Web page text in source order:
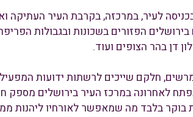
הפזורים בשכונות ובגבולות
דן בהר הצופים ועוד.
חלקם שייכים לרשתות ידועות
לאחרונה במרכז העיר בירושלים מספק
בוקר בלבד מה שמאפשר לאורחיו ליהנות